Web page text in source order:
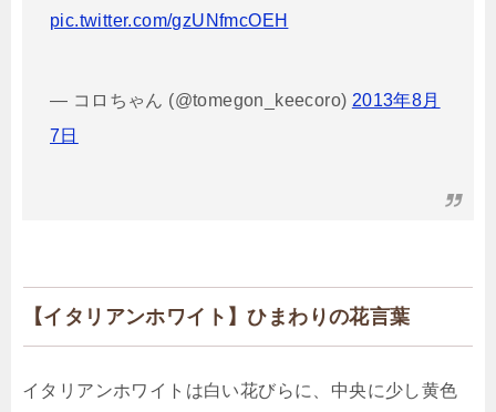
pic.twitter.com/gzUNfmcOEH
— コロちゃん (@tomegon_keecoro) 2013年8月
7日
【イタリアンホワイト】ひまわりの花言葉
イタリアンホワイトは白い花びらに、中央に少し黄色